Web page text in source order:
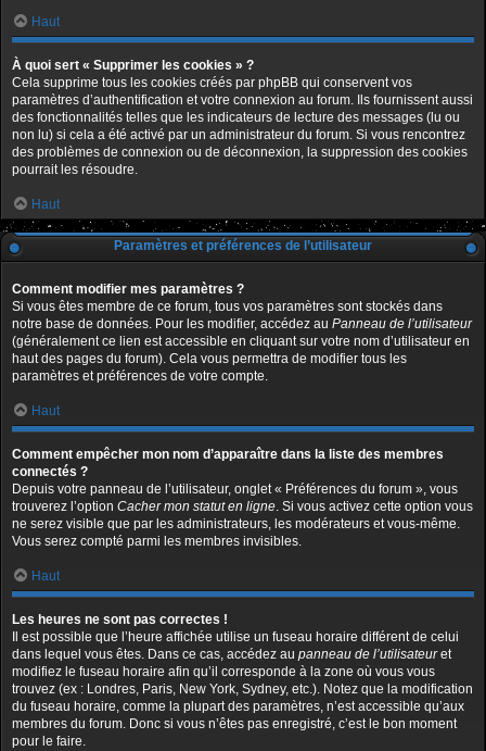
Haut
À quoi sert « Supprimer les cookies » ?
Cela supprime tous les cookies créés par phpBB qui conservent vos
paramètres d’authentification et votre connexion au forum. Ils fournissent aussi
des fonctionnalités telles que les indicateurs de lecture des messages (lu ou
non lu) si cela a été activé par un administrateur du forum. Si vous rencontrez
des problèmes de connexion ou de déconnexion, la suppression des cookies
pourrait les résoudre.
Haut
Paramètres et préférences de l’utilisateur
Comment modifier mes paramètres ?
Si vous êtes membre de ce forum, tous vos paramètres sont stockés dans
notre base de données. Pour les modifier, accédez au Panneau de l’utilisateur
(généralement ce lien est accessible en cliquant sur votre nom d’utilisateur en
haut des pages du forum). Cela vous permettra de modifier tous les
paramètres et préférences de votre compte.
Haut
Comment empêcher mon nom d’apparaître dans la liste des membres
connectés ?
Depuis votre panneau de l’utilisateur, onglet « Préférences du forum », vous
trouverez l’option Cacher mon statut en ligne. Si vous activez cette option vous
ne serez visible que par les administrateurs, les modérateurs et vous-même.
Vous serez compté parmi les membres invisibles.
Haut
Les heures ne sont pas correctes !
Il est possible que l’heure affichée utilise un fuseau horaire différent de celui
dans lequel vous êtes. Dans ce cas, accédez au panneau de l’utilisateuret
modifiez le fuseau horaire afin qu’il corresponde à la zone où vous vous
trouvez (ex : Londres, Paris, New York, Sydney, etc.). Notez que la modification
du fuseau horaire, comme la plupart des paramètres, n’est accessible qu’aux
membres du forum. Donc si vous n’êtes pas enregistré, c’est le bon moment
pour le faire.